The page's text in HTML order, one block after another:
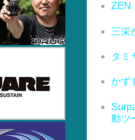
ZEN
三栄
タミ
かず
動ツ